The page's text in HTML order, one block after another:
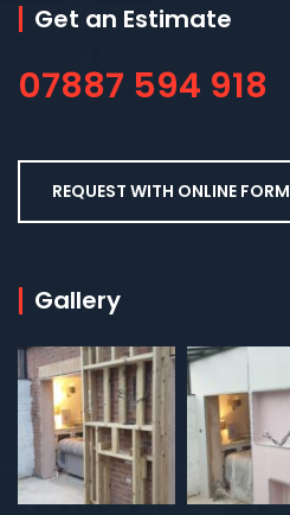
Get an Estimate
07887 594 918
REQUEST WITH ONLINE FORM
Gallery